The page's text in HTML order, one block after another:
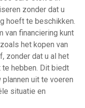
zonder dat u
hoeft te beschikken.
van financiering kunt
het kopen van
zonder dat u al het
hebben. Dit biedt
uit te voeren
situatie en